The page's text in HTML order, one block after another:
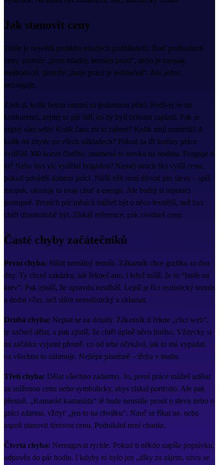
Jak stanovit ceny
Tohle je největší problém mladých podnikatelů. Buď podhodnotí
ceny, protože „jsem mladej, nemám praxi“, nebo je naopak
nadhodnotí, protože „moje práce je jedinečná“. Ani jedno
nefunguje.
Zjisti si, kolik berou ostatní za podobnou práci. Podívej se na
konkurenci, zeptej se pár lidí, co by byli ochotni zaplatit. Pak se
zeptej sám sebe: Kolik času mi to zabere? Kolik stojí materiál? A
kolik mi zbyde po všech nákladech? Pokud za tři hodiny práce
vyděláš 300 korun čistého, znamená to stovku na hodinu. Funguje ti
to? Nebo bys víc vydělal brigádou? Neměj strach říct vyšší cenu,
pokud odvádíš dobrou práci. Nižší věk není důvod pro slevu – spíš
naopak, ukazuje to tvoji chuť a energii. Ale buduj si reputaci
postupně. Prvních pár měsíců můžeš být o něco levnější, než bys
chtěl dlouhodobě být. Získáš reference, pak zvedneš ceny.
Časté chyby začátečníků
První chyba: Slíbit nereálný termín. Zákazník chce grafiku za dva
dny. Ty chceš zakázku, tak řekneš ano, i když tušíš, že to “bude na
krev”. Pak zjistíš, že opravdu nestíháš. Lepší je říct realistický termín
a dodat včas, než slíbit nerealistický a zklamat.
Druhá chyba: Neptat se na detaily. Zákazník ti řekne „chci web“,
ty začneš dělat, a pak zjistíš, že chtěl úplně něco jiného. Vždycky si
na začátku vyjasni přesně, co od tebe očekává, jak to má vypadat,
co všechno to zahrnuje. Nejlépe písemně – třeba v mailu.
Třetí chyba: Dělat všechno zadarmo. Jo, první práce můžeš udělat
za sníženou cenu nebo symbolicky, abys získal portfolio. Ale pak
přestaň. „Kamarád kamaráda“ tě bude neustále prosit o slevu nebo o
práci zdarma, vždyť „jen to na chvilku“. Nauč se říkat ne, nebo
aspoň stanovit férovou cenu. Podnikání není charita.
Čtvrtá chyba: Nereagovat rychle. Pokud ti někdo napíše poptávku,
odpověz do pár hodin. I kdyby to bylo jen „díky za zájem, ozvu se